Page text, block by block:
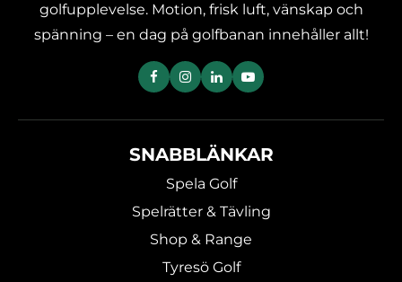
SNABBLÄNKAR
Spela Golf
Spelrätter & Tävling
Shop & Range
Tyresö Golf
golfupplevelse. Motion, frisk luft, vänskap och
spänning – en dag på golfbanan innehåller allt!